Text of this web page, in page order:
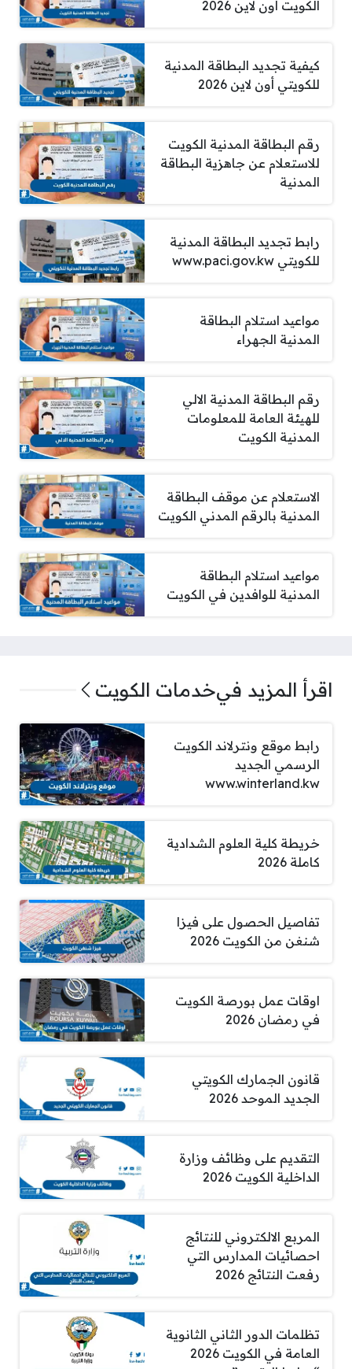
الكويت أون لاين 2026
كيفية تجديد البطاقة المدنية
للكويتي أون لاين 2026
رقم البطاقة المدنية الكويت
للاستعلام عن جاهزية البطاقة
المدنية
رابط تجديد البطاقة المدنية
للكويتي www.paci.gov.kw
مواعيد استلام البطاقة
المدنية الجهراء
رقم البطاقة المدنية الالي
للهيئة العامة للمعلومات
المدنية الكويت
الاستعلام عن موقف البطاقة
المدنية بالرقم المدني الكويت
مواعيد استلام البطاقة
المدنية للوافدين في الكويت
اقرأ المزيد فيخدمات الكويت
رابط موقع ونترلاند الكويت
الرسمي الجديد
www.winterland.kw
خريطة كلية العلوم الشدادية
كاملة 2026
تفاصيل الحصول على فيزا
شنغن من الكويت 2026
اوقات عمل بورصة الكويت
في رمضان 2026
قانون الجمارك الكويتي
الجديد الموحد 2026
التقديم على وظائف وزارة
الداخلية الكويت 2026
المربع الالكتروني للنتائج
احصائيات المدارس التي
رفعت النتائج 2026
تظلمات الدور الثاني الثانوية
العامة في الكويت 2026